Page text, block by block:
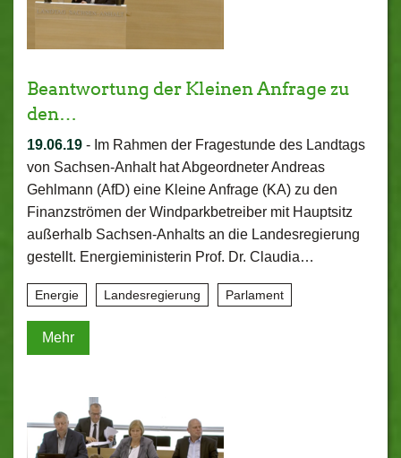
Beantwortung der Kleinen Anfrage zu
den…
19.06.19 - Im Rahmen der Fragestunde des Landtags
von Sachsen-Anhalt hat Abgeordneter Andreas
Gehlmann (AfD) eine Kleine Anfrage (KA) zu den
Finanzströmen der Windparkbetreiber mit Hauptsitz
außerhalb Sachsen-Anhalts an die Landesregierung
gestellt. Energieministerin Prof. Dr. Claudia…
Energie Landesregierung Parlament
Mehr